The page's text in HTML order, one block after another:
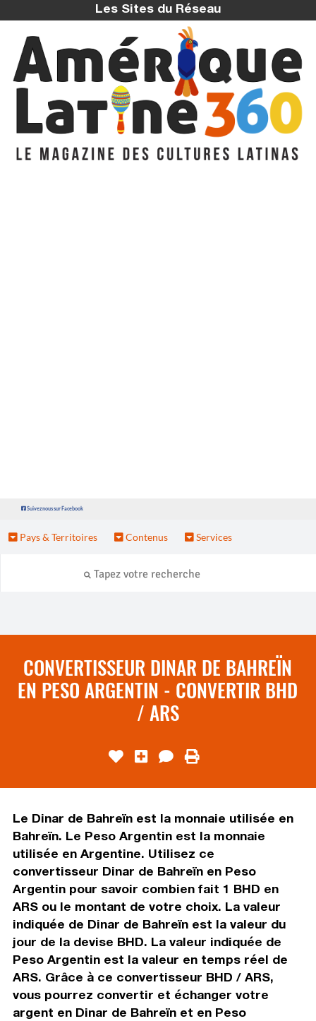
Les Sites du Réseau
Suivez nous sur Facebook
Pays & Territoires Contenus Services
CONVERTISSEUR DINAR DE BAHREÏN
EN PESO ARGENTIN - CONVERTIR BHD
/ ARS
Le Dinar de Bahreïn est la monnaie utilisée en
Bahreïn. Le Peso Argentin est la monnaie
utilisée en Argentine. Utilisez ce
convertisseur Dinar de Bahreïn en Peso
Argentin pour savoir combien fait 1 BHD en
ARS ou le montant de votre choix. La valeur
indiquée de Dinar de Bahreïn est la valeur du
jour de la devise BHD. La valeur indiquée de
Peso Argentin est la valeur en temps réel de
ARS. Grâce à ce convertisseur BHD / ARS,
vous pourrez convertir et échanger votre
argent en Dinar de Bahreïn et en Peso